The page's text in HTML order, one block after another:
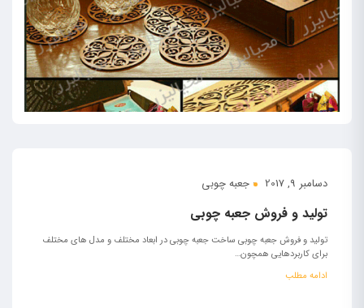
دسامبر 9, 2017 جعبه چوبی
تولید و فروش جعبه چوبی
تولید و فروش جعبه چوبی ساخت جعبه چوبی در ابعاد مختلف و مدل های مختلف
برای کاربردهایی همچون…
ادامه مطلب